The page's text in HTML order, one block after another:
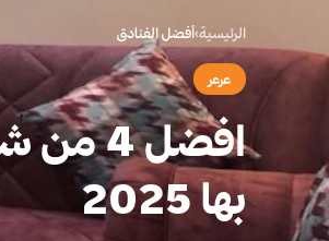
الرئيسية›أفضل الفنادق
عرعر
افضل 4
بها 2025